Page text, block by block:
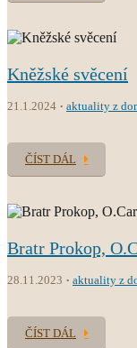
Kněžské svěcení
21.1.2024 aktuality z
ČÍST DÁL
Bratr Prokop,
28.11.2023 aktuality z
ČÍST DÁL